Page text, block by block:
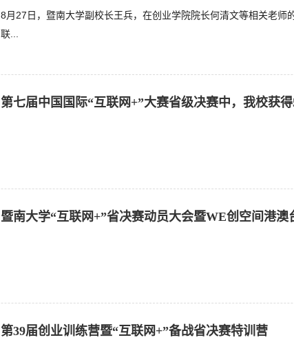
8月27日，暨南大学副校长王兵，在创业学院院长何清文等相关老师
联...
第七届中国国际“互联网+”大赛省级决赛中，我校获得
暨南大学“互联网+”省决赛动员大会暨WE创空间港
第39届创业训练营暨“互联网+”备战省决赛特训营